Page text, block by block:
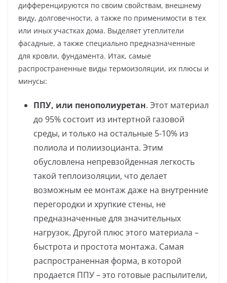
дифференцируются по своим свойствам, внешнему
виду, долговечности, а также по применимости в тех
или иных участках дома. Выделяет утеплители
фасадные, а также специально предназначенные
для кровли, фундамента. Итак, самые
распространенные виды термоизоляции, их плюсы и
минусы:
ППУ, или пенополиуретан. Этот материал
до 95% состоит из интертной газовой
среды, и только на остальные 5-10% из
полиола и полиизоцианта. Этим
обусловлена непревзойденная легкость
такой теплоизоляции, что делает
возможным ее монтаж даже на внутренние
перегородки и хрупкие стены, не
предназначенные для значительных
нагрузок. Другой плюс этого материала –
быстрота и простота монтажа. Самая
распространенная форма, в которой
продается ППУ – это готовые распылители,